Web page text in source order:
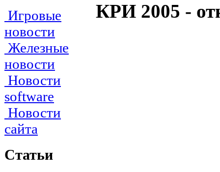
Игровые
новости
Железные
новости
Новости
software
Новости
сайта
Статьи
КРИ 2005 -